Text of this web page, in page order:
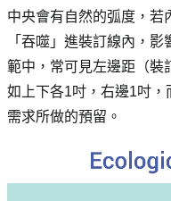
中央會有自然的弧度，若
「吞噬」進裝訂線內，
範中，常可見左邊距（裝
如上下各1吋，右邊1吋
需求所做的預留。